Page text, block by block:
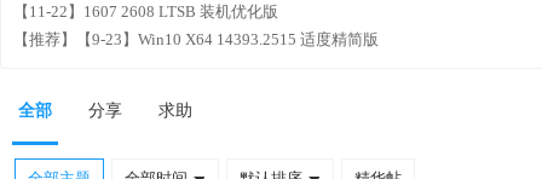
【11-22】1607 2608 LTSB 装机优化版
【推荐】【9-23】Win10 X64 14393.2515 适度精简版
全部 分享 求助